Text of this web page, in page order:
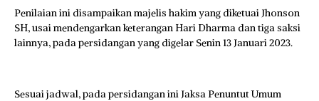
Penilaian ini disampaikan majelis hakim yang diketuai Jhonson
SH, usai mendengarkan keterangan Hari Dharma dan tiga saksi
lainnya, pada persidangan yang digelar Senin 13 Januari 2023.
Sesuai jadwal, pada persidangan ini Jaksa Penuntut Umum